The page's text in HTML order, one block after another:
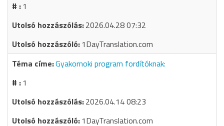
1
2026.04.28 07:32
1DayTranslation.com
Gyakornoki program fordítóknak:
1
2026.04.14 08:23
1DayTranslation.com